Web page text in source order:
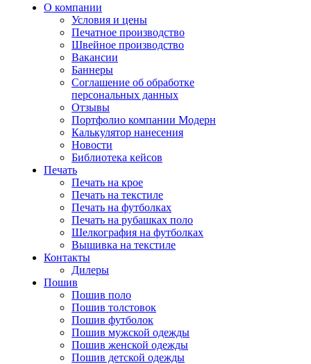
О компании
Условия и цены
Печатное производство
Швейное производство
Вакансии
Баннеры
Соглашение об обработке
персональных данных
Отзывы
Портфолио компании Модерн
Калькулятор нанесения
Новости
Библиотека кейсов
Печать
Печать на крое
Печать на текстиле
Печать на футболках
Печать на рубашках поло
Шелкография на футболках
Вышивка на текстиле
Контакты
Дилеры
Пошив
Пошив поло
Пошив толстовок
Пошив футболок
Пошив мужской одежды
Пошив женской одежды
Пошив детской одежды